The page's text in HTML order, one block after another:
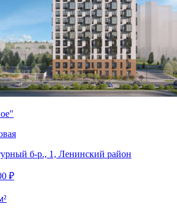
б-р., 1, Ленинский район
₽